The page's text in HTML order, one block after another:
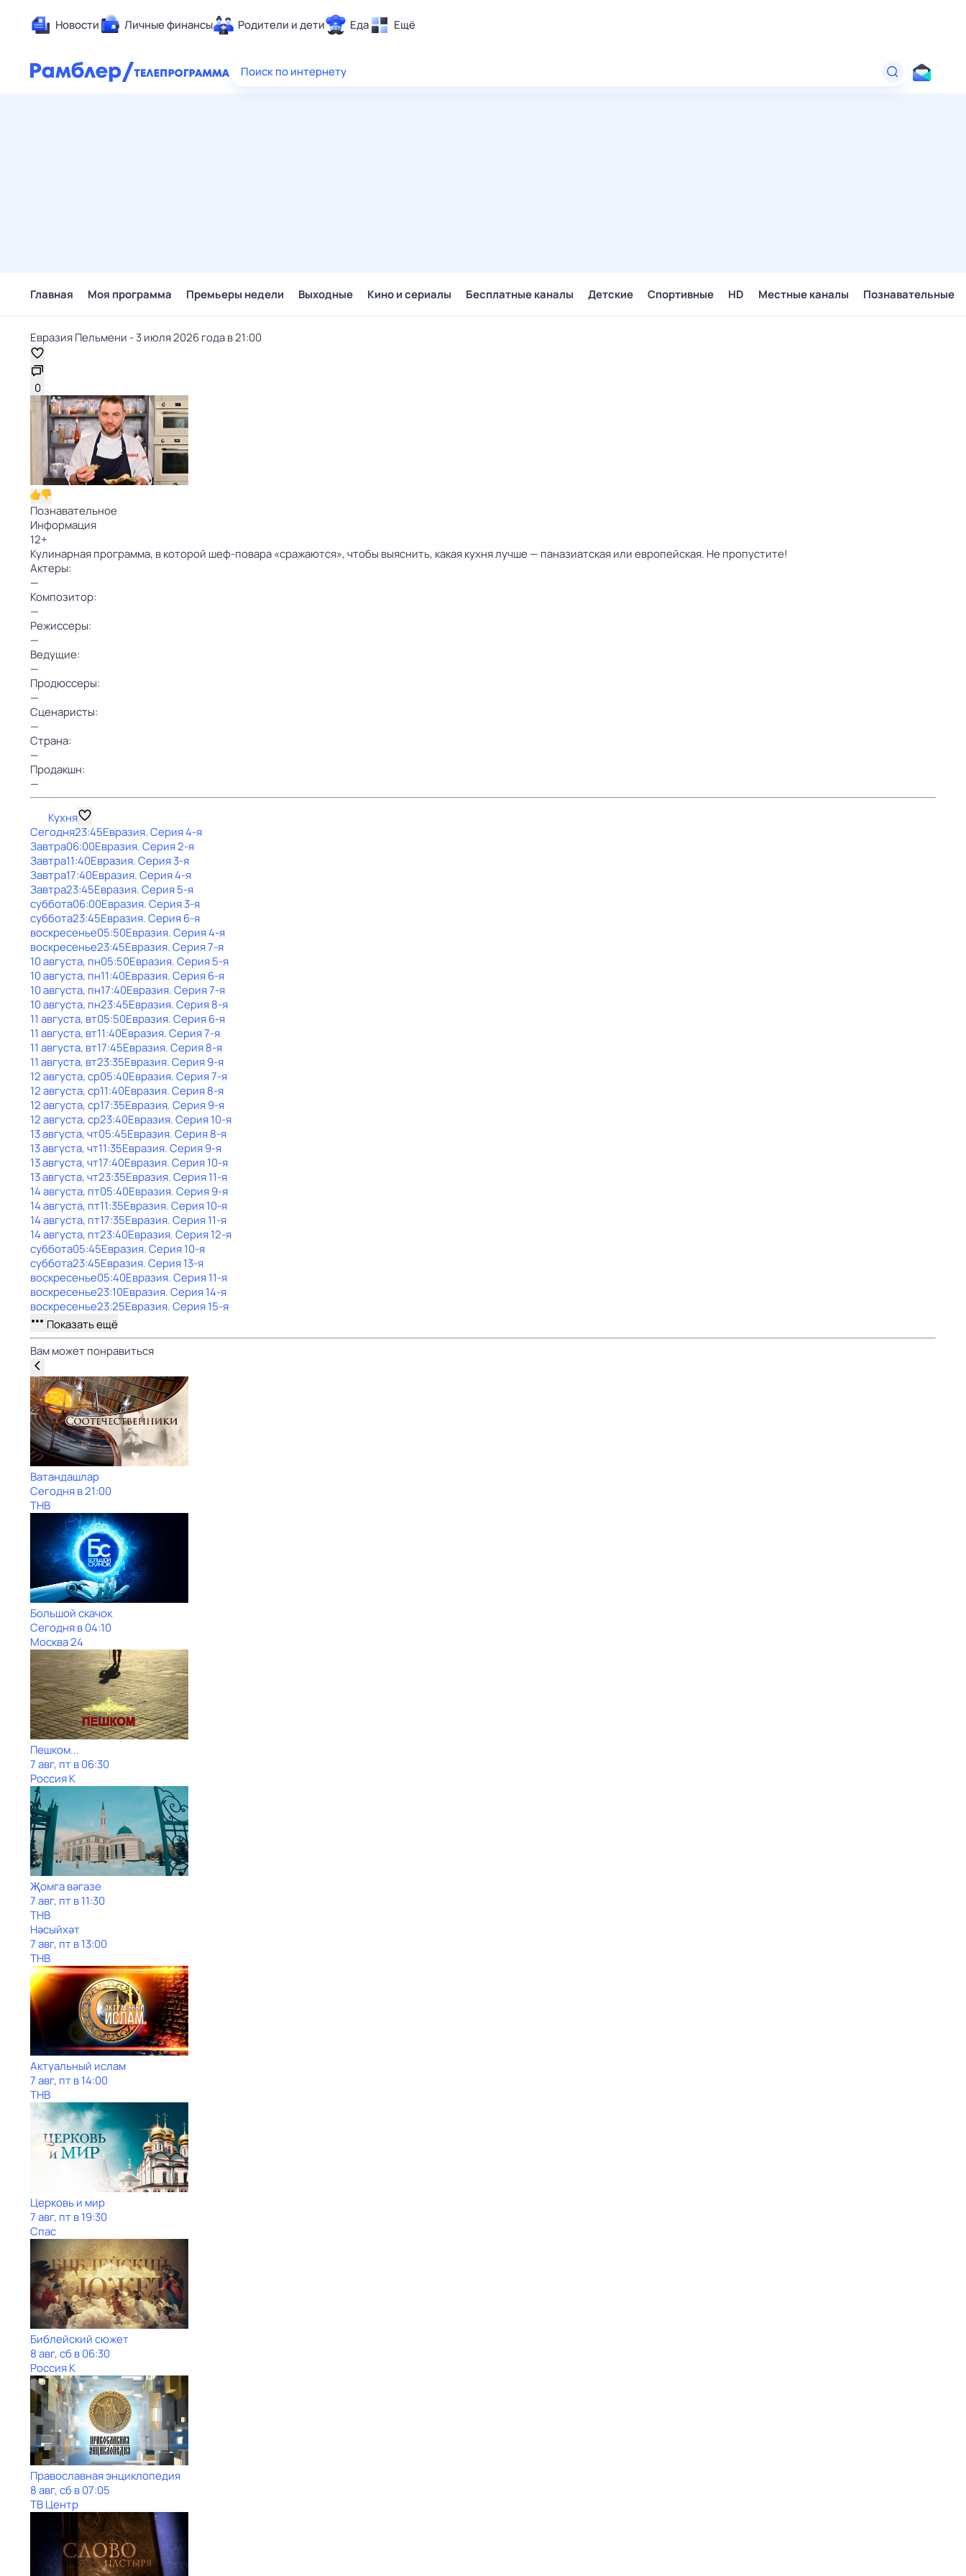
Новости Личные финансы Родители и дети Еда Ещё
Здоровье
Поиск по интернету
Главная Моя программа Премьеры недели Выходные Кино и сериалы Бесплатные каналы Детские Спортивные HD Местные каналы Познавательные
Евразия Пельмени - 3 июля 2026 года в 21:00
0
Познавательное
Информация
12+
Кулинарная программа, в которой шеф-повара «сражаются», чтобы выяснить, какая кухня лучше — паназиатская или европейская. Не пропустите!
Актеры:
—
Композитор:
—
Режиссеры:
—
Ведущие:
—
Продюссеры:
—
Сценаристы:
—
Страна:
—
Продакшн:
—
Кухня
Сегодня23:45Евразия. Серия 4-я
Завтра06:00Евразия. Серия 2-я
Завтра11:40Евразия. Серия 3-я
Завтра17:40Евразия. Серия 4-я
Завтра23:45Евразия. Серия 5-я
суббота06:00Евразия. Серия 3-я
суббота23:45Евразия. Серия 6-я
воскресенье05:50Евразия. Серия 4-я
воскресенье23:45Евразия. Серия 7-я
10 августа, пн05:50Евразия. Серия 5-я
10 августа, пн11:40Евразия. Серия 6-я
10 августа, пн17:40Евразия. Серия 7-я
10 августа, пн23:45Евразия. Серия 8-я
11 августа, вт05:50Евразия. Серия 6-я
11 августа, вт11:40Евразия. Серия 7-я
11 августа, вт17:45Евразия. Серия 8-я
11 августа, вт23:35Евразия. Серия 9-я
12 августа, ср05:40Евразия. Серия 7-я
12 августа, ср11:40Евразия. Серия 8-я
12 августа, ср17:35Евразия. Серия 9-я
12 августа, ср23:40Евразия. Серия 10-я
13 августа, чт05:45Евразия. Серия 8-я
13 августа, чт11:35Евразия. Серия 9-я
13 августа, чт17:40Евразия. Серия 10-я
13 августа, чт23:35Евразия. Серия 11-я
14 августа, пт05:40Евразия. Серия 9-я
14 августа, пт11:35Евразия. Серия 10-я
14 августа, пт17:35Евразия. Серия 11-я
14 августа, пт23:40Евразия. Серия 12-я
суббота05:45Евразия. Серия 10-я
суббота23:45Евразия. Серия 13-я
воскресенье05:40Евразия. Серия 11-я
воскресенье23:10Евразия. Серия 14-я
воскресенье23:25Евразия. Серия 15-я
Показать ещё
Вам может понравиться
Ватандашлар
Сегодня в 21:00
ТНВ
Большой скачок
Сегодня в 04:10
Москва 24
Пешком...
7 авг, пт в 06:30
Россия К
Җомга вәгазе
7 авг, пт в 11:30
ТНВ
Нәсыйхәт
7 авг, пт в 13:00
ТНВ
Актуальный ислам
7 авг, пт в 14:00
ТНВ
Церковь и мир
7 авг, пт в 19:30
Спас
Библейский сюжет
8 авг, сб в 06:30
Россия К
Православная энциклопедия
8 авг, сб в 07:05
ТВ Центр